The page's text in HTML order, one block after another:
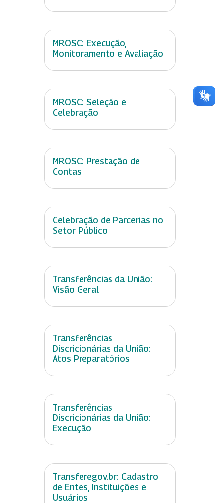
MROSC: Execução,
Monitoramento e Avaliação
MROSC: Seleção e
Celebração
MROSC: Prestação de
Contas
Celebração de Parcerias no
Setor Público
Transferências da União:
Visão Geral
Transferências
Discricionárias da União:
Atos Preparatórios
Transferências
Discricionárias da União:
Execução
Transferegov.br: Cadastro
de Entes, Instituições e
Usuários